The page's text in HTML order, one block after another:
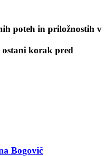
poteh in priložnostih v
ostani korak pred
Bogovič